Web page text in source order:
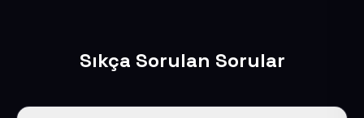
Sıkça Sorulan Sorular